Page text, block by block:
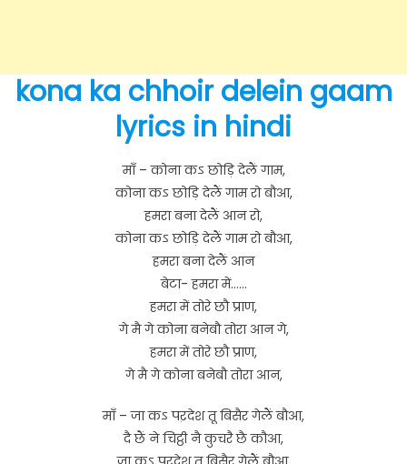
kona ka chhoir delein gaam
lyrics in hindi
माँ – कोना कऽ छोड़ि देलैं गाम,
कोना कऽ छोड़ि देलैं गाम रो बौआ,
हमरा बना देलैं आन रो,
कोना कऽ छोड़ि देलैं गाम रो बौआ,
हमरा बना देलैं आन
बेटा- हमरा में……
हमरा में तोरे छौ प्राण,
गे मै गे कोना बनेबौ तोरा आन गे,
हमरा में तोरे छौ प्राण,
गे मै गे कोना बनेबौ तोरा आन,
माँ – जा कऽ पऱदेश तू बिसैर गेलैं बौआ,
दै छैं ने चिट्ठी नै कुचरै छै कौआ,